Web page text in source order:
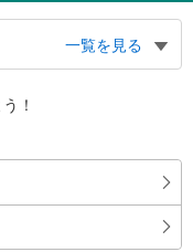
一覧を見る
！